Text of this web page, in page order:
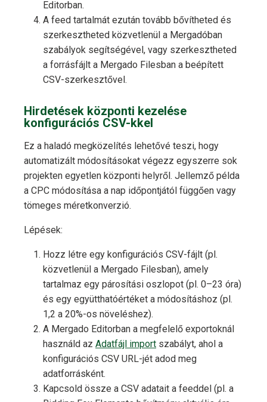
Editorban.
A feed tartalmát ezután tovább bővítheted és
szerkesztheted közvetlenül a Mergadóban
szabályok segítségével, vagy szerkesztheted
a forrásfájlt a Mergado Filesban a beépített
CSV-szerkesztővel.
Hirdetések központi kezelése
konfigurációs CSV-kkel
Ez a haladó megközelítés lehetővé teszi, hogy
automatizált módosításokat végezz egyszerre sok
projekten egyetlen központi helyről. Jellemző példa
a CPC módosítása a nap időpontjától függően vagy
tömeges méretkonverzió.
Lépések:
Hozz létre egy konfigurációs CSV-fájlt (pl.
közvetlenül a Mergado Filesban), amely
tartalmaz egy párosítási oszlopot (pl. 0–23 óra)
és egy együtthatóértéket a módosításhoz (pl.
1,2 a 20%-os növeléshez).
A Mergado Editorban a megfelelő exportoknál
használd az Adatfájl import szabályt, ahol a
konfigurációs CSV URL-jét adod meg
adatforrásként.
Kapcsold össze a CSV adatait a feeddel (pl. a